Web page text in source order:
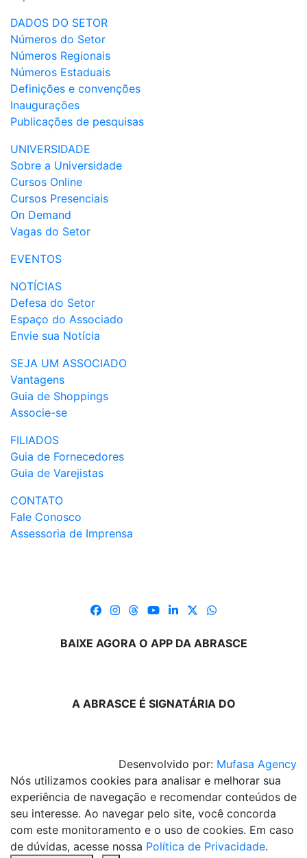
DADOS DO SETOR
Números do Setor
Números Regionais
Números Estaduais
Definições e convenções
Inaugurações
Publicações de pesquisas
UNIVERSIDADE
Sobre a Universidade
Cursos Online
Cursos Presenciais
On Demand
Vagas do Setor
EVENTOS
NOTÍCIAS
Defesa do Setor
Espaço do Associado
Envie sua Notícia
SEJA UM ASSOCIADO
Vantagens
Guia de Shoppings
Associe-se
FILIADOS
Guia de Fornecedores
Guia de Varejistas
CONTATO
Fale Conosco
Assessoria de Imprensa
BAIXE AGORA O APP DA ABRASCE
A ABRASCE É SIGNATÁRIA DO
Desenvolvido por: Mufasa Agency
Nós utilizamos cookies para analisar e melhorar sua
experiência de navegação e recomendar conteúdos de
seu interesse. Ao navegar pelo site, você concorda
com este monitoramento e o uso de cookies. Em caso
de dúvidas, acesse nossa Política de Privacidade.